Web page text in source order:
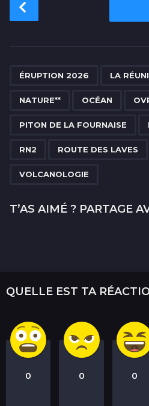
o
n
ÉRUPTION 2026 LA
NATURE** OCÉAN
PITON DE LA FOURNAISE
RN2 ROUTE DES LAVES
VOLCANOLOGIE
T’AS AIMÉ ? PARTAGE
QUELLE EST TA
0 0 0